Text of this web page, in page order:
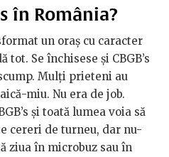
în România?
un oraş cu caracter
tot. Se închisese şi CBGB’s
Mulţi prieteni au
miu. Nu era de job.
şi toată lumea voia să
cereri de turneu, dar nu-
ziua în microbuz sau în